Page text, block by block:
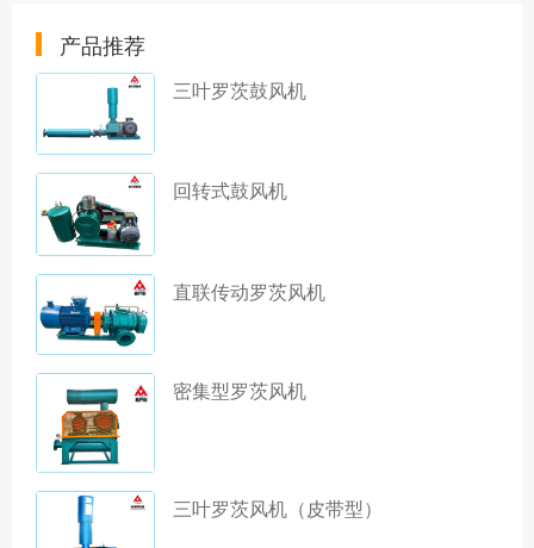
产品推荐
三叶罗茨鼓风机
回转式鼓风机
直联传动罗茨风机
密集型罗茨风机
三叶罗茨风机（皮带型）